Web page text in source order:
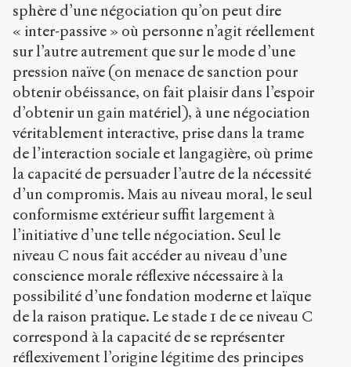
sphère d’une négociation qu’on peut dire
« inter-passive » où personne n’agit réellement
sur l’autre autrement que sur le mode d’une
pression naïve (on menace de sanction pour
obtenir obéissance, on fait plaisir dans l’espoir
d’obtenir un gain matériel), à une négociation
véritablement interactive, prise dans la trame
de l’interaction sociale et langagière, où prime
la capacité de persuader l’autre de la nécessité
d’un compromis. Mais au niveau moral, le seul
conformisme extérieur suffit largement à
l’initiative d’une telle négociation. Seul le
niveau C nous fait accéder au niveau d’une
conscience morale réflexive nécessaire à la
possibilité d’une fondation moderne et laïque
de la raison pratique. Le stade 1 de ce niveau C
correspond à la capacité de se représenter
réflexivement l’origine légitime des principes